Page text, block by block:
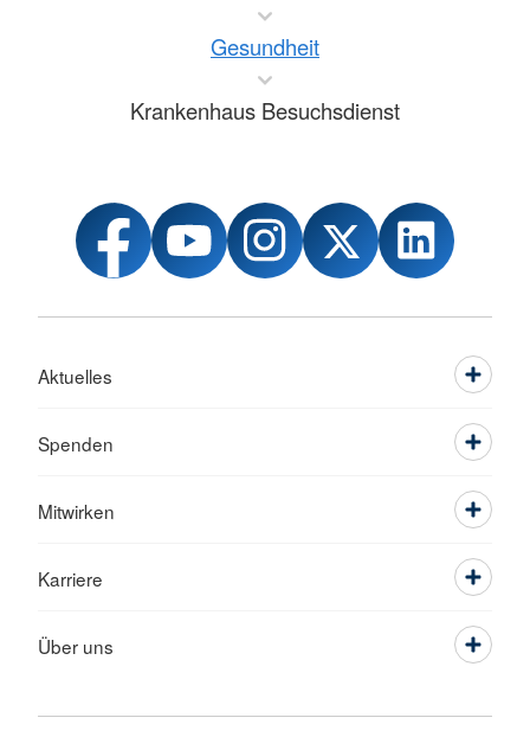
Gesundheit
Krankenhaus Besuchsdienst
Aktuelles
Spenden
Mitwirken
Karriere
Über uns